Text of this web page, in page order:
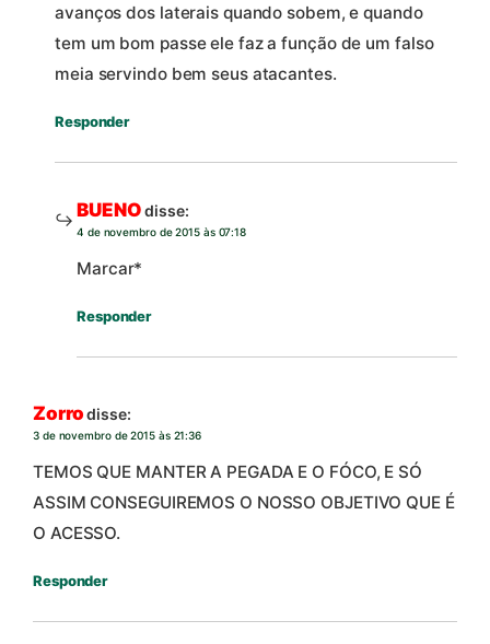
avanços dos laterais quando sobem, e quando
tem um bom passe ele faz a função de um falso
meia servindo bem seus atacantes.
Responder
BUENO disse:
4 de novembro de 2015 às 07:18
Marcar*
Responder
Zorro disse:
3 de novembro de 2015 às 21:36
TEMOS QUE MANTER A PEGADA E O FÓCO, E SÓ
ASSIM CONSEGUIREMOS O NOSSO OBJETIVO QUE É
O ACESSO.
Responder